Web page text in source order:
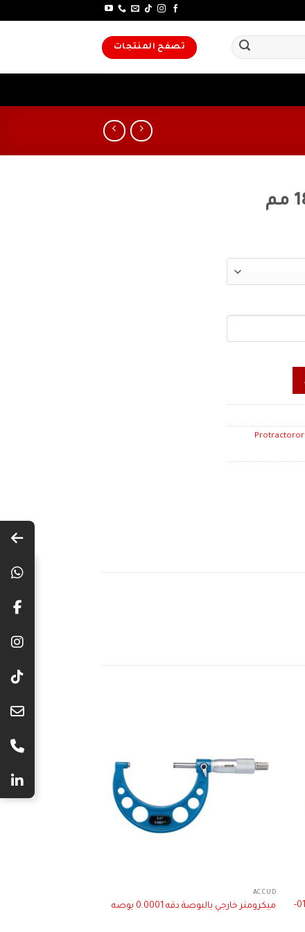
تصفح المنتجات
زوايا كوستيلا منقلة - Protractoror
ميزان مياة ديجيتال 250 مم 0 – 360° كود 01-
ACCUD
ميكرومتر خارجي بالبوصة دقه 0.0001 بوصه